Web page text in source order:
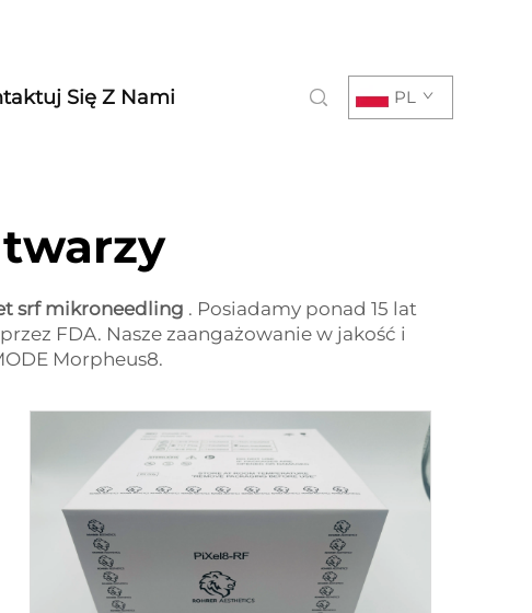
Się Z Nami PL
srf mikroneedling . Posiadamy ponad 15 lat
FDA. Nasze zaangażowanie w jakość i
Morpheus8.